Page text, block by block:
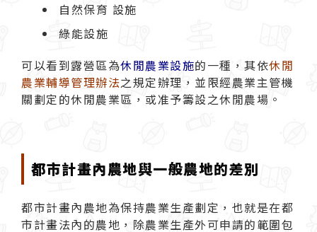
自然保育 設施
綠能設施
可以看到露營區為休閒農業設施的一種，其依休閒
農業輔導管理辦法之規定辦理，並限經農業主管機
關劃定的休閒農業區，或准予籌設之休閒農場。
都市計畫內農地與一般農地的差別
都市計畫內農地為保持農業生產劃定，也就是在都
市計畫法內的農地，除農業生產外可申請的範圍包